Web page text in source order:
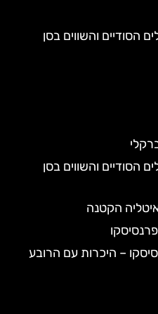
הסודיים והשווים בסן
הסודיים והשווים בסן
איטליה הקטנה
– היכרות עם הרובע